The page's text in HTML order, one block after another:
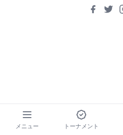
メニュー トーナメント